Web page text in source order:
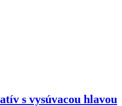
s vysúvacou hlavou